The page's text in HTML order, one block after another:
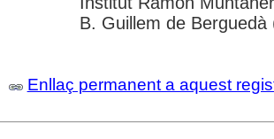
B. Guillem de Berguedà
Enllaç permanent a aquest